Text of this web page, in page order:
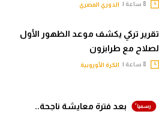
الدوري المصري
تقرير تركي يكشف موعد الظهور الأول
لصلاح مع طرابزون
الكرة الأوروبية
بعد فترة معايشة ناجحة..